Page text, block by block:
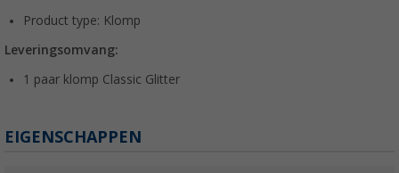
Product type: Klomp
Leveringsomvang:
1 paar klomp Classic Glitter
EIGENSCHAPPEN